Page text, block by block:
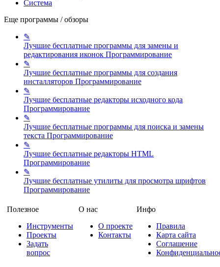
Система
Еще программы / обзоры
✎
Лучшие бесплатные программы для замены и
редактирования иконок Программирование
✎
Лучшие бесплатные программы для создания
инсталляторов Программирование
✎
Лучшие бесплатные редакторы исходного кода
Программирование
✎
Лучшие бесплатные программы для поиска и замены
текста Программирование
✎
Лучшие бесплатные редакторы HTML
Программирование
✎
Лучшие бесплатные утилиты для просмотра шрифтов
Программирование
Полезное
Инструменты
Проекты
Задать
вопрос
О нас
О проекте
Контакты
Инфо
Правила
Карта сайта
Соглашение